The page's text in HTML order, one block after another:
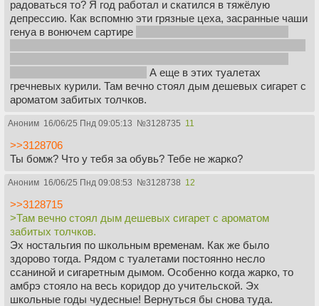
радоваться то? Я год работал и скатился в тяжёлую
депрессию. Как вспомню эти грязные цеха, засранные чаши
генуа в вонючем сартире
А еще в этих туалетах
гречневых курили. Там вечно стоял дым дешевых сигарет с
ароматом забитых толчков.
Аноним 16/06/25 Пнд 09:05:13 №3128735 11
>>3128706
Ты бомж? Что у тебя за обувь? Тебе не жарко?
Аноним 16/06/25 Пнд 09:08:53 №3128738 12
>>3128715
>Там вечно стоял дым дешевых сигарет с ароматом
забитых толчков.
Эх ностальгия по школьным временам. Как же было
здорово тогда. Рядом с туалетами постоянно несло
ссаниной и сигаретным дымом. Особенно когда жарко, то
амбрэ стояло на весь коридор до учительской. Эх
школьные годы чудесные! Вернуться бы снова туда.